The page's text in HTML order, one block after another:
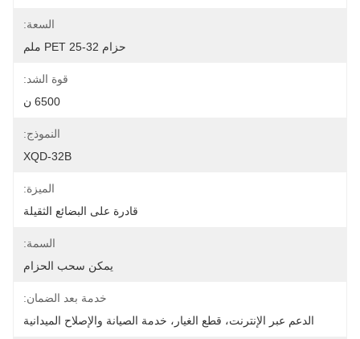
السعة:
حزام PET 25-32 ملم
قوة الشد:
6500 ن
النموذج:
XQD-32B
الميزة:
قادرة على البضائع الثقيلة
السمة:
يمكن سحب الحزام
خدمة بعد الضمان:
الدعم عبر الإنترنت، قطع الغيار، خدمة الصيانة والإصلاح الميدانية